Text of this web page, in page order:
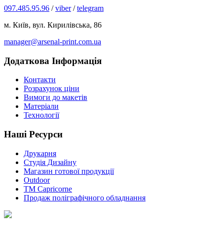
097.485.95.96 /viber/telegram
м. Київ, вул. Кирилівська, 86
manager@arsenal-print.com.ua
Додаткова Інформація
Контакти
Розрахунок ціни
Вимоги до макетів
Матеріали
Технології
Наші Ресурси
Друкарня
Студія Дизайну
Магазин готової продукції
Outdoor
TM Capricorne
Продаж поліграфічного обладнання